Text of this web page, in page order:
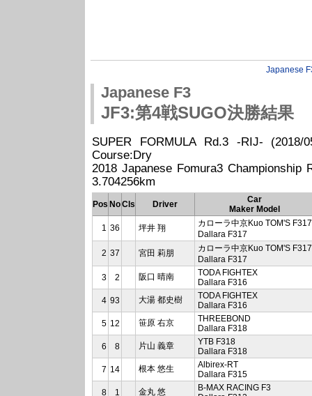
Japanese
Japanese F3
JF3:第4戦SUGO決勝結果
SUPER FORMULA Rd.3 -RIJ- (2018/
Course:Dry
2018 Japanese Fomura3
3.704256km
Pos NoCls Driver
Car
Maker Model
1 36 坪井 翔
カローラ中京Kuo TOM'S F317
Dallara F317
2 37 宮田 莉朋
カローラ中京Kuo TOM'S F317
Dallara F317
3
2 阪口 晴南
TODA FIGHTEX
Dallara F316
4 93 大湯 都史樹
TODA FIGHTEX
Dallara F316
5 12 笹原 右京
THREEBOND
Dallara F318
6
8 片山 義章
YTB F318
Dallara F318
7 14 根本 悠生
Albirex-RT
Dallara F315
8
1 金丸 悠
B-MAX RACING F3